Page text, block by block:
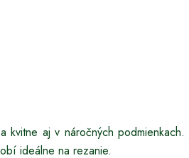
aj v náročných podmienkach.
ideálne na rezanie.